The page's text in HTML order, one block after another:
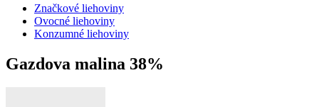
Značkové liehoviny
Ovocné liehoviny
Konzumné liehoviny
Gazdova malina 38%